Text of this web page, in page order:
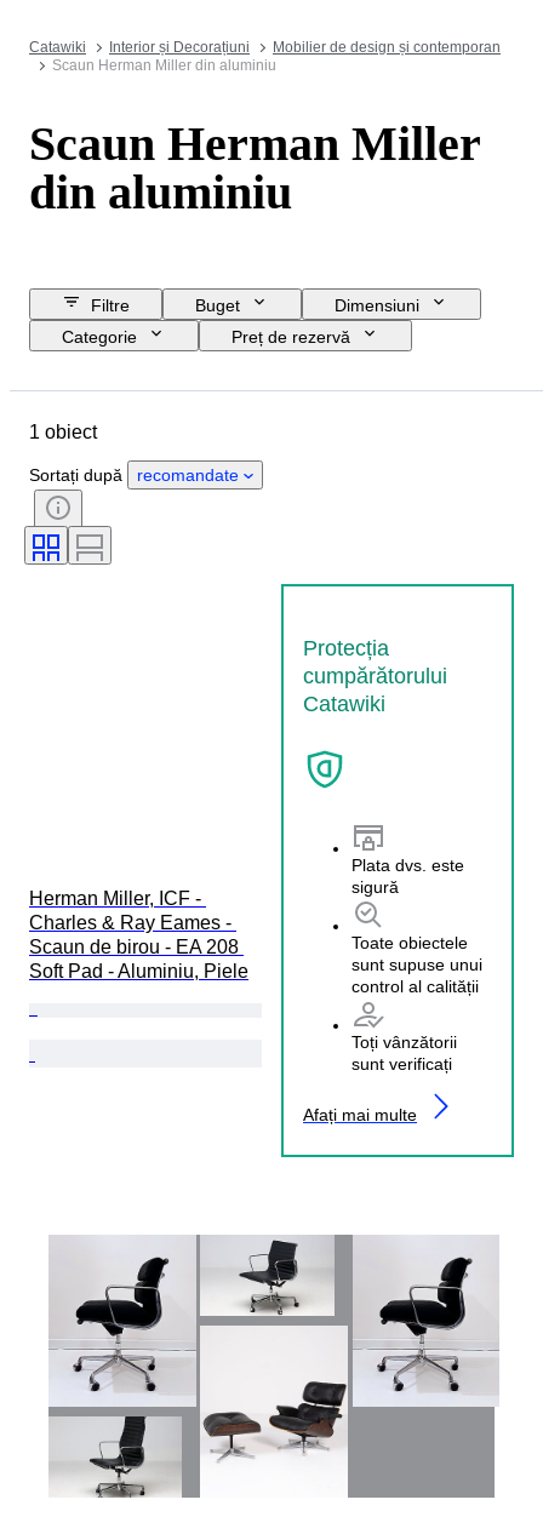
Catawiki Interior și Decorațiuni
Mobilier de design și contemporan
Scaun Herman Miller din aluminiu
Scaun Herman Miller
din aluminiu
Filtre Buget
Dimensiuni
Categorie
Preț de rezervă
Țara de Proveniență
Perioadă
Creator
1 obiect
Sortați după recomandate
Herman Miller, ICF -
Charles & Ray Eames -
Scaun de birou - EA 208
Soft Pad - Aluminiu, Piele
Protecția
cumpărătorului
Catawiki
Plata dvs. este
sigură
Toate obiectele
sunt supuse unui
control al calității
Toți vânzătorii
sunt verificați
Afați mai multe